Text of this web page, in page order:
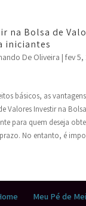
na Bolsa de
iniciantes
De Oliveira | fev 5,
básicos, as
Valores Investir na
para quem deseja
No entanto, é
Meu Pé de